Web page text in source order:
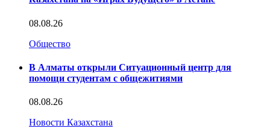
08.08.26
Общество
В Алматы открыли Ситуационный центр для
помощи студентам с общежитиями
08.08.26
Новости Казахстана